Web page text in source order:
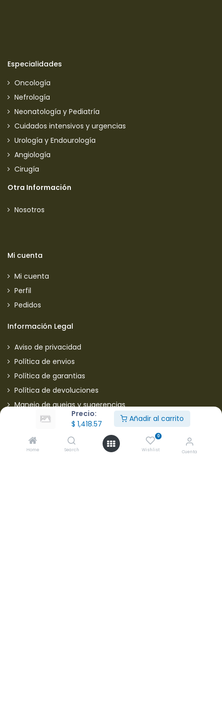
Precio:
$ 1,418.57
Añadir al carrito
Home Search
0
Wishlist Cuenta
Especialidades
Oncología
Nefrología
Neonatología y Pediatría
Cuidados intensivos y urgencias
Urología y Endourología
Angiología
Cirugía
Otra Información
Nosotros
Mi cuenta
Mi cuenta
Perfil
Pedidos
Información Legal
Aviso de privacidad
Política de envios
Política de garantias
Política de devoluciones
Manejo de quejas y sugerencias
Aviso de privacidad usuarios
Mantente informado de nuestras ofertas